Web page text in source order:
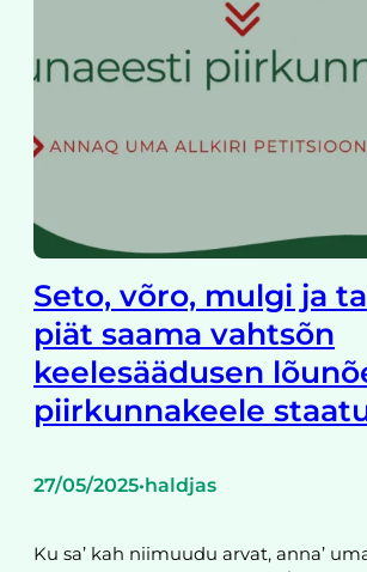
Seto, võro, mulgi ja
piät saama vahtsõn
keelesäädusen
piirkunnakeele
27/05/2025•haldjas
Ku sa’ kah niimuudu arvat, anna’